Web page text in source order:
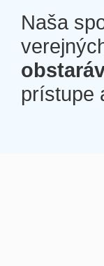
Naša
prístupe